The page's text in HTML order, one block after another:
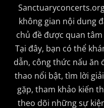
không gian nội dung
chủ đề được quan
Tại đây, bạn có thể
dẫn, công thức nấu ăn
thao nổi bật, tìm lời
gặp, tham khảo kiến
theo dõi những sự